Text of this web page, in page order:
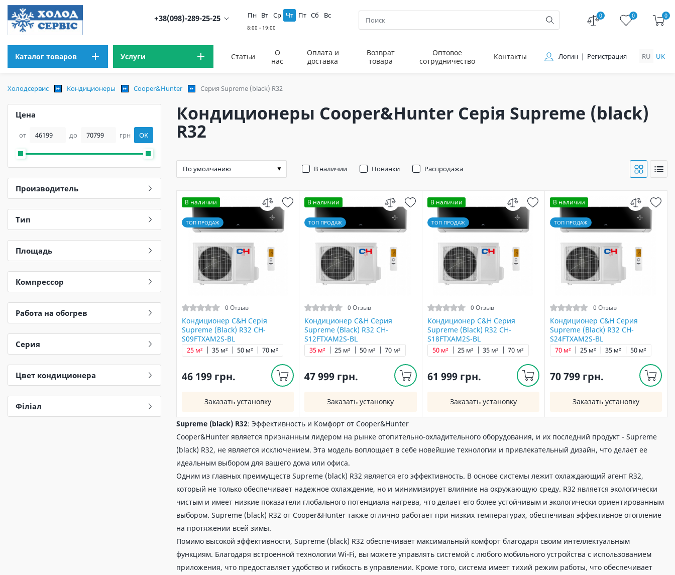
+38(098)-289-25-25 Пн Вт Ср Чт Пт Сб Вс 0 0 0
Каталог товаров Услуги Статьи
О
нас
Оплата и
доставка
Возврат
товара
Оптовое
сотрудничество
Контакты Логин Регистрация RU UK
Холодсервис Кондиционеры Cooper&Hunter Серия Supreme (black) R32
Цена
от до грн OK
Производитель
Тип
Площадь
Компрессор
Работа на обогрев
Серия
Цвет кондиционера
Філіал
Кондиционеры Cooper&Hunter Серія Supreme (black)
R32
В наличии Новинки Распродажа
В наличии
ТОП ПРОДАЖ
0 Отзыв
Кондиционер C&H Серія
Supreme (Black) R32 CH-
S09FTXAM2S-BL
25 м² 35 м² 50 м² 70 м²
46 199 грн.
Заказать установку
В наличии
ТОП ПРОДАЖ
0 Отзыв
Кондиционер C&H Серия
Supreme (Black) R32 CH-
S12FTXAM2S-BL
25 м²
35 м² 50 м² 70 м²
47 999 грн.
Заказать установку
В наличии
ТОП ПРОДАЖ
0 Отзыв
Кондиционер C&H Серия
Supreme (Black) R32 CH-
S18FTXAM2S-BL
25 м² 35 м²
50 м² 70 м²
61 999 грн.
Заказать установку
В наличии
ТОП ПРОДАЖ
0 Отзыв
Кондиционер C&H Серия
Supreme (Black) R32 CH-
S24FTXAM2S-BL
25 м² 35 м² 50 м²
70 м²
70 799 грн.
Заказать установку
Supreme (black) R32: Эффективность и Комфорт от Cooper&Hunter
Cooper&Hunter является признанным лидером на рынке отопительно-охладительного оборудования, и их последний продукт - Supreme
(black) R32, не является исключением. Эта модель воплощает в себе новейшие технологии и привлекательный дизайн, что делает ее
идеальным выбором для вашего дома или офиса.
Одним из главных преимуществ Supreme (black) R32 является его эффективность. В основе системы лежит охлаждающий агент R32,
который не только обеспечивает надежное охлаждение, но и минимизирует влияние на окружающую среду. R32 является экологически
чистым и имеет низкие показатели глобального потенциала нагрева, что делает его более устойчивым и экологически ориентированным
выбором. Supreme (black) R32 от Cooper&Hunter также отлично работает при низких температурах, обеспечивая эффективное отопление
на протяжении всей зимы.
Помимо высокой эффективности, Supreme (black) R32 обеспечивает максимальный комфорт благодаря своим интеллектуальным
функциям. Благодаря встроенной технологии Wi-Fi, вы можете управлять системой с любого мобильного устройства с использованием
приложения, что предоставляет удобство и гибкость в управлении. Кроме того, система имеет тихий режим работы, что обеспечивает